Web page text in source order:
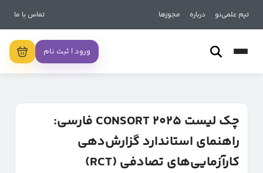
تیم علمی‌نو درباره مجوزها تماس با ما
ورود | ثبت نام
چک لیست CONSORT 2025 فارسی:
راهنمای استاندارد گزارش‌دهی
کارآزمایی‌های تصادفی (RCT)